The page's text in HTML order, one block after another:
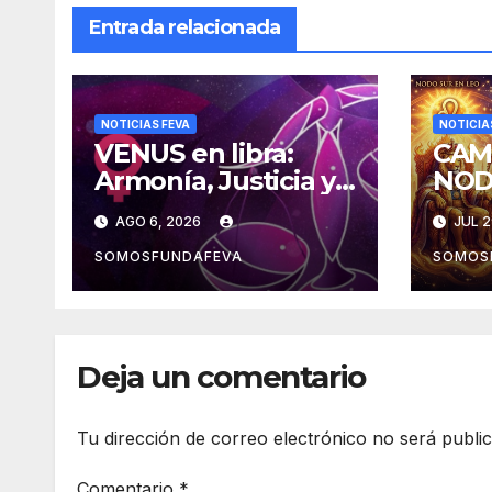
Entrada relacionada
NOTICIAS FEVA
VENUS en libra:
Armonía, Justicia y
Diplomacia
AGO 6, 2026
SOMOSFUNDAFEVA
laJUL
Deja un comentario
Tu dirección de correo electrónico no será